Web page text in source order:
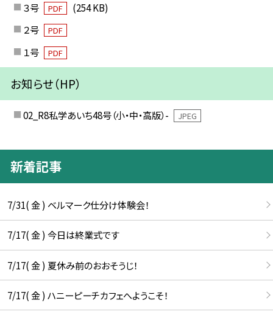
３号
PDF
(254 KB)
２号
PDF
１号 PDF
お知らせ（HP）
02_R8私学あいち48号（小・中・高版）- JPEG
新着記事
7/31( 金 ) ベルマーク仕分け体験会！
7/17( 金 ) 今日は終業式です
7/17( 金 ) 夏休み前のおおそうじ！
7/17( 金 ) ハニーピーチカフェへようこそ！